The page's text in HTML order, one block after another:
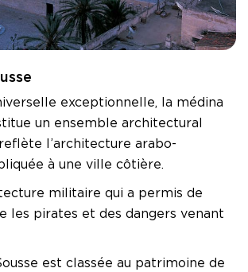
exceptionnelle, la médina
un ensemble architectural
l’architecture arabo-
à une ville côtière.
militaire qui a permis de
les pirates et des dangers venant
est classée au patrimoine de